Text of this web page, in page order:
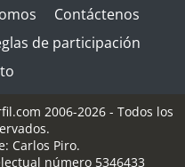
Contáctenos
de participación
2006-2026 - Todos los
Carlos Piro.
número 5346433